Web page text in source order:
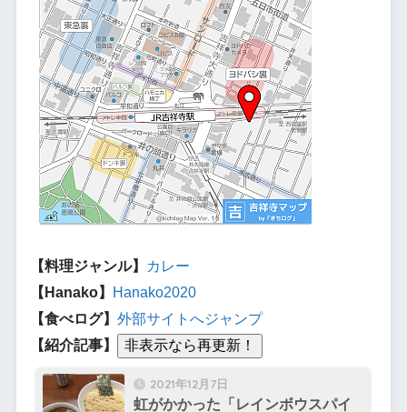
【料理ジャンル】
カレー
【Hanako】
Hanako2020
【食べログ】 外部サイトへジャンプ
【紹介記事】
2021年12月7日
虹がかかった「レインボウスパイ